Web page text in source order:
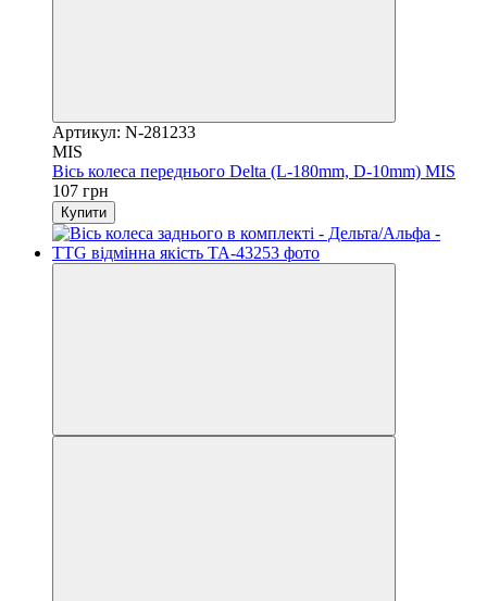
Артикул: N-281233
MIS
Вісь колеса переднього Delta (L-180mm, D-10mm) MIS
107 грн
Купити